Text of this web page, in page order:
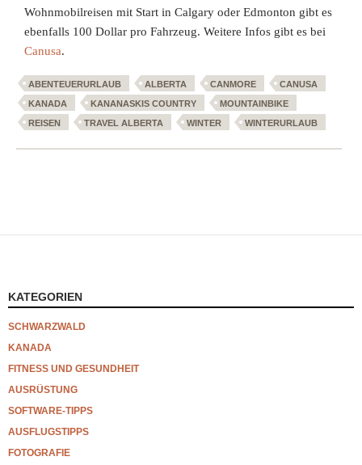
Wohnmobilreisen mit Start in Calgary oder Edmonton gibt es
ebenfalls 100 Dollar pro Fahrzeug. WeitereInfos gibt es bei
Canusa.
ABENTEUERURLAUB ALBERTA CANMORE
CANUSA
KANADA
KANANASKIS COUNTRY
MOUNTAINBIKE
REISEN
TRAVEL ALBERTA WINTER WINTERURLAUB
KATEGORIEN
SCHWARZWALD
KANADA
FITNESS UND GESUNDHEIT
AUSRÜSTUNG
SOFTWARE-TIPPS
AUSFLUGSTIPPS
FOTOGRAFIE